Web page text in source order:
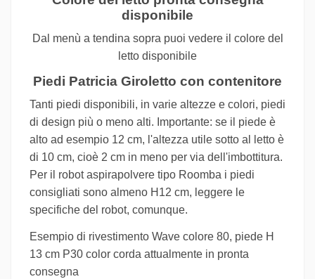
disponibile
Dal menù a tendina sopra puoi vedere il colore del
letto disponibile
Piedi Patricia Giroletto con contenitore
Tanti piedi disponibili, in varie altezze e colori, piedi
di design più o meno alti. Importante: se il piede è
alto ad esempio 12 cm, l'altezza utile sotto al letto è
di 10 cm, cioè 2 cm in meno per via dell'imbottitura.
Per il robot aspirapolvere tipo Roomba i piedi
consigliati sono almeno H12 cm, leggere le
specifiche del robot, comunque.
Esempio di rivestimento Wave colore 80, piede H
13 cm P30 color corda attualmente in pronta
consegna